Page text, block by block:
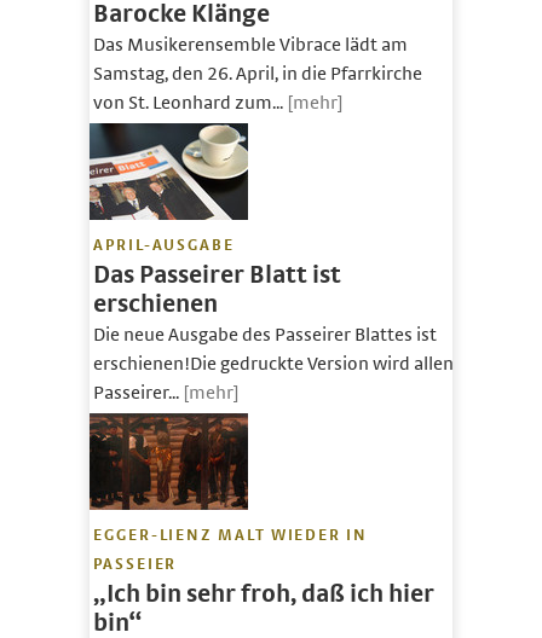
Barocke Klänge
Das Musikerensemble Vibrace lädt am
Samstag, den 26. April, in die Pfarrkirche
von St. Leonhard zum... [mehr]
APRIL-AUSGABE
Das Passeirer Blatt ist
erschienen
Die neue Ausgabe des Passeirer Blattes ist
erschienen!Die gedruckte Version wird allen
Passeirer... [mehr]
EGGER-LIENZ MALT WIEDER IN
PASSEIER
„Ich bin sehr froh, daß ich hier
bin“